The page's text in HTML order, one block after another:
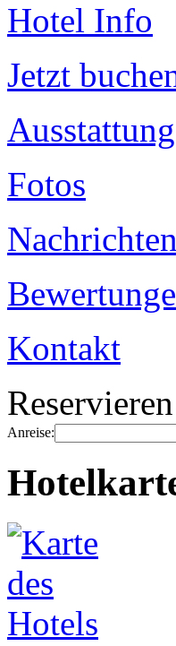
Hotel Info
Jetzt
Ausstattung
Fotos
Nachrichten
Kontakt
Reservieren
Anreise: